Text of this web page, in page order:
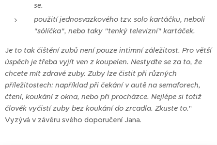
se.
použití jednosvazkového tzv. solo kartáčku, neboli
"sólíčka", nebo taky "tenký televizní" kartáček.
Je to tak čištění zubů není pouze intimní záležitost. Pro větší
úspěch je třeba vyjít ven z koupelen. Nestyďte se za to, že
chcete mít zdravé zuby. Zuby lze čistit při různých
příležitostech: například při čekání v autě na semaforech,
čtení, koukání z okna, nebo při procházce. Nejlépe si totiž
člověk vyčistí zuby bez koukání do zrcadla. Zkuste to."
Vyzývá v závěru svého doporučení Jana.